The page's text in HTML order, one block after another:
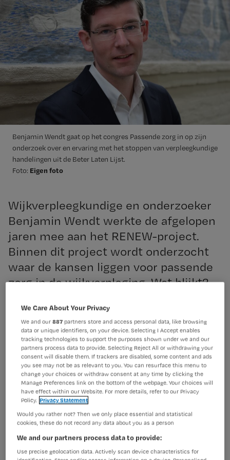
Benjamin Wendt gaat op het congres Passende zorg in op zijn
onderzoek over en ervaring met het stoppen van verpleegkundige
handelingen uit de Beter Laten Lijst.
Foto: Eigen foto
Wijkverpleegkundige en onderzoeker
Benjamin Wendt werkte de afgelopen
jaren mee aan het RENEW-project.
Binnen dit project wordt onderzocht
waar de kansen liggen voor passende
zorg in de wijkverpleging. Wat blijkt?
Het project komt voort uit deBeter Laten lijsten heeft
inmiddels meerdere resultaten opgeleverd. Deze
resultaten legt Wendt samen met Marieke Sengers
uitgebreid toe ophet congres Passende zorg door
verpleegkundigen & verzorgenden op 3 december in Ede
Heb jij zelf als wijkverpleegkundige
vaak te maken gehad met passende
zorg?
‘Passende zorg is geen nieuw concept, zeker niet binnen
We Care About Your Privacy
We and our887 partners store and access personal data, like browsing
data or unique identifiers, on your device. Selecting I Accept enables
tracking technologies to support the purposes shown under we and our
partners process data to provide. Selecting Reject All or withdrawing your
consent will disable them. If trackers are disabled, some content and ads
you see may not be as relevant to you. You can resurface this menu to
change your choices or withdraw consent at any time by clicking the
Manage Preferences link on the bottom of the webpage. Your choices will
have effect within our Website. For more details, refer to our Privacy
Policy. Privacy Statement
Would you rather not? Then we only place essential and statistical
cookies, these do not record any data about you as a person
We and our partners process data to provide:
Use precise geolocation data. Actively scan device characteristics for